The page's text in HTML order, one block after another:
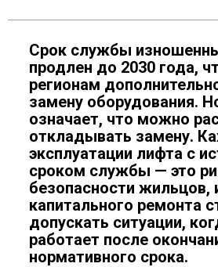
Срок службы
продлен до 2030 года,
регионам
замену оборудования.
означает, что можно
откладывать замену.
эксплуатации лифта с
сроком службы — это
безопасности
капитального ремонта
допускать ситуации,
работает после
нормативного срока.